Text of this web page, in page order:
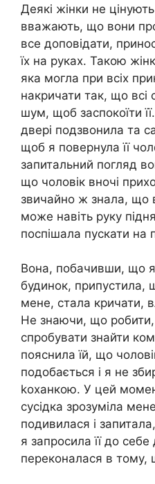
Деякі жінки не цінують
вважають, що вони
все доповідати,
їх на руках. Такою
яка могла при всіх
накричати так, що всі
шум, щоб заспокоїти
двері подзвонила та
щоб я повернула її
запитальний погляд
що чоловік вночі
звичайно ж знала, що
може навіть руку
поспішала пускати на
Вона, побачивши, що я
будинок, припустила,
мене, стала кричати,
Не знаючи, що робити,
спробувати знайти
пояснила їй, що
подобається і я не
kоханкою. У цей
сусідка зрозуміла
подивилася і
я запросила її до
переконалася в тому,